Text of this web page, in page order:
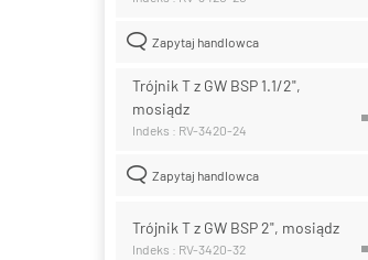
Zapytaj handlowca
Trójnik T z GW BSP 1.1/2",
mosiądz
Indeks : RV-3420-24
Zapytaj handlowca
Trójnik T z GW BSP 2", mosiądz
Indeks : RV-3420-32